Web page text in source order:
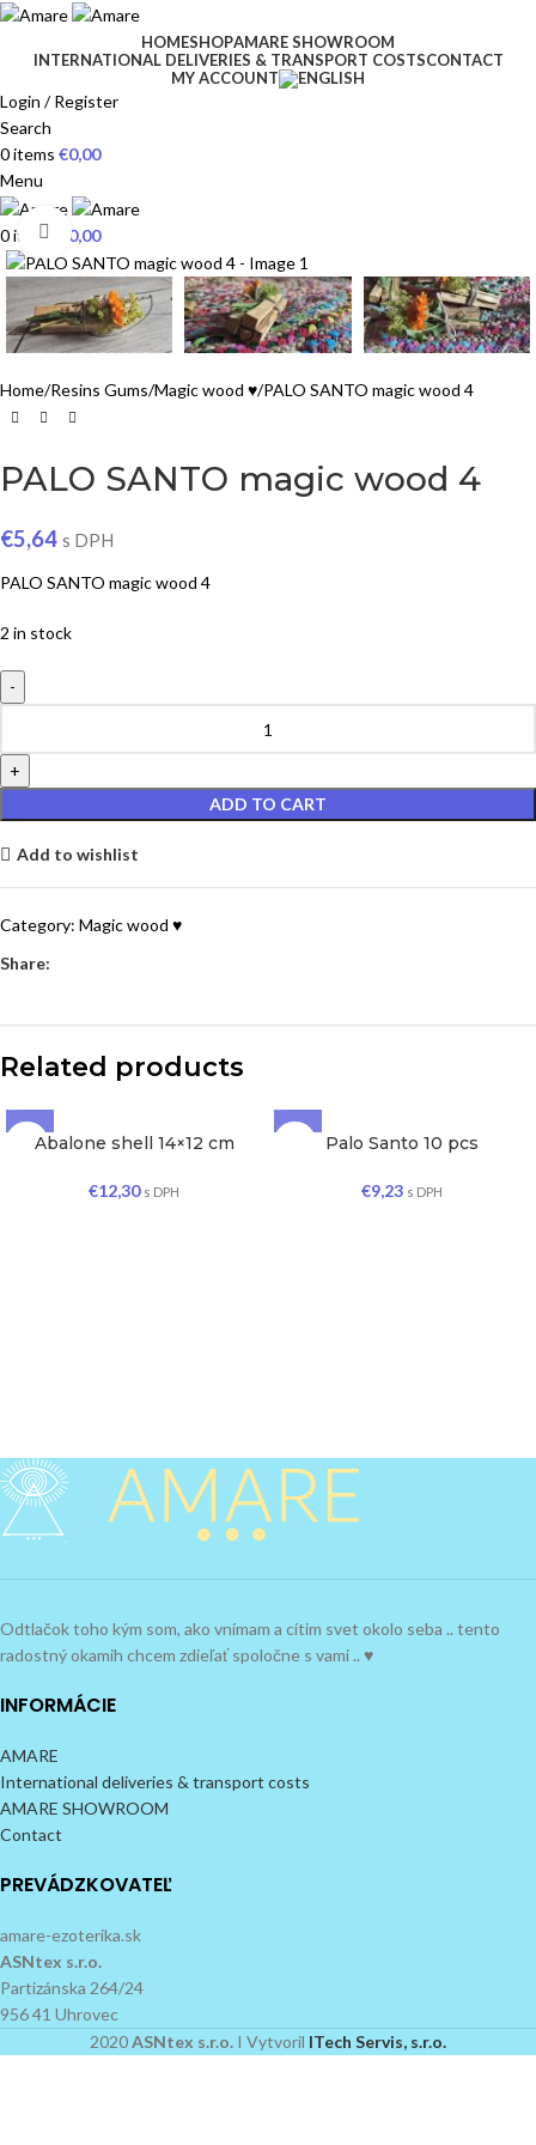
HOMESHOPAMARE SHOWROOM
INTERNATIONAL DELIVERIES & TRANSPORT COSTSCONTACT
MY ACCOUNT
Login / Register
Search
0items €0,00
Menu
0items 0,00
Click to enlarge
Home Resins Gums Magic wood ♥ PALO SANTO magic wood 4
PALO SANTO magic wood 4
€5,64 s DPH
PALO SANTO magic wood 4
2 in stock
ADD TO CART
Add to wishlist
Category: Magic wood ♥
Share:
Related products
Abalone shell 14×12 cm
€12,30 s DPH
Palo Santo 10 pcs
€9,23 s DPH
Odtlačok toho kým som, ako vnímam a cítim svet okolo seba .. tento
radostný okamih chcem zdieľať spoločne s vami .. ♥
INFORMÁCIE
AMARE
International deliveries & transport costs
AMARE SHOWROOM
Contact
PREVÁDZKOVATEĽ
amare-ezoterika.sk
ASNtex s.r.o.
Partizánska 264/24
956 41 Uhrovec
2020ASNtex s.r.o. I Vytvoril ITech Servis, s.r.o.